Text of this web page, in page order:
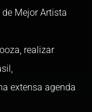
Mejor Artista
realizar
extensa agenda